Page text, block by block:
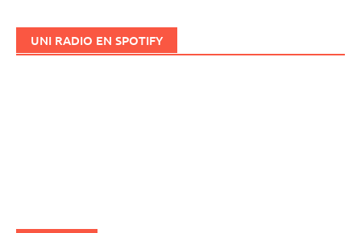
UNI RADIO EN SPOTIFY